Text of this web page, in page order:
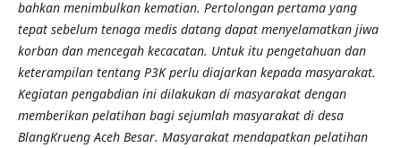
bahkan menimbulkan kematian. Pertolongan pertama yang
tepat sebelum tenaga medis datang dapat menyelamatkan jiwa
korban dan mencegah kecacatan. Untuk itu pengetahuan dan
keterampilan tentang P3K perlu diajarkan kepada masyarakat.
Kegiatan pengabdian ini dilakukan di masyarakat dengan
memberikan pelatihan bagi sejumlah masyarakat di desa
BlangKrueng Aceh Besar. Masyarakat mendapatkan pelatihan